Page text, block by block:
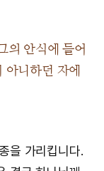
의 안식에 들어
아니하던 자에
을 가리킵니다.